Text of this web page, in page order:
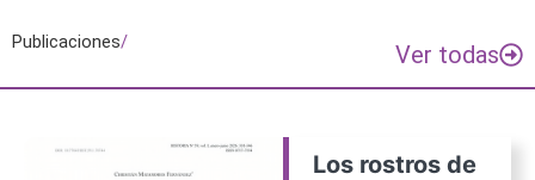
Publicaciones/ Ver todas
Los rostros de